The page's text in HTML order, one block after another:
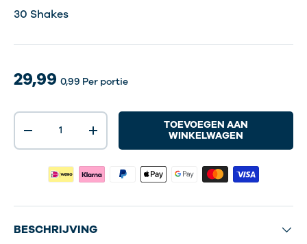
30 Shakes30 Shakes
30 Shakes
29,99 0,99 Per portie
Aantal
-
+
TOEVOEGEN AAN
WINKELWAGEN
BESCHRIJVING